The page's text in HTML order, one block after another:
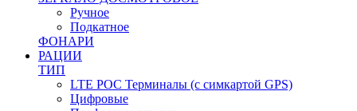
Ручное
Подкатное
ФОНАРИ
РАЦИИ
ТИП
LTE POC Терминалы (с симкартой GPS)
Цифровые